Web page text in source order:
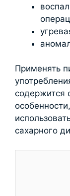
Применять
содержится
сахарного